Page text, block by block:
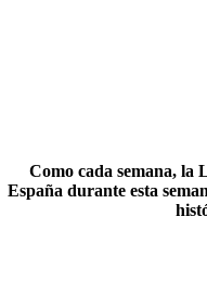
Como cada semana, la
España durante esta